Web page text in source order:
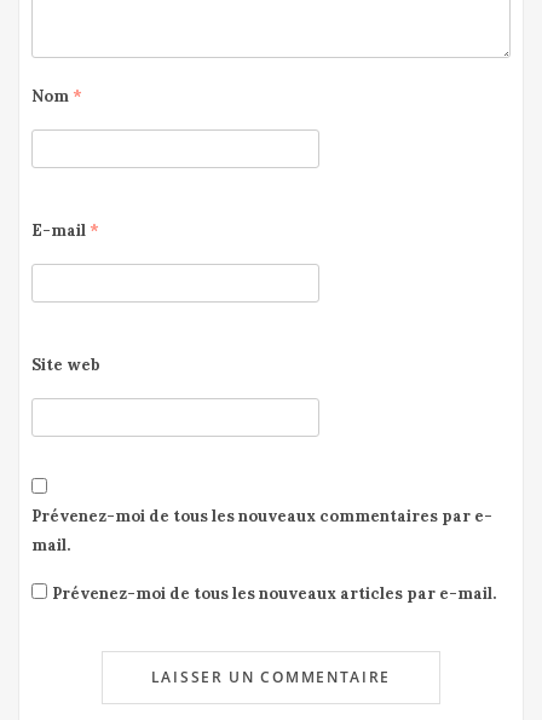
Nom *
E-mail *
Site web
Prévenez-moi de tous les nouveaux commentaires par e-
mail.
Prévenez-moi de tous les nouveaux articles par e-mail.